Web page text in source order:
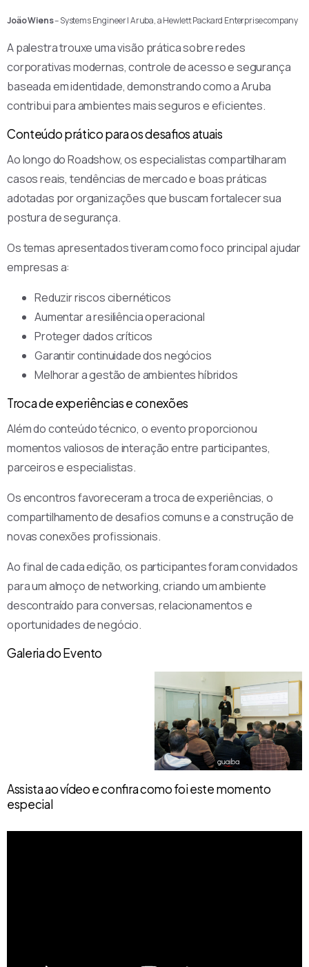
João Wiens– Systems Engineer | Aruba, a Hewlett Packard Enterprise company
A palestra trouxe uma visão prática sobre redes
corporativas modernas, controle de acesso e segurança
baseada em identidade, demonstrando como a Aruba
contribui para ambientes mais seguros e eficientes.
Conteúdo prático para os desafios atuais
Ao longo do Roadshow, os especialistas compartilharam
casos reais, tendências de mercado e boas práticas
adotadas por organizações que buscam fortalecer sua
postura de segurança.
Os temas apresentados tiveram como foco principal ajudar
empresas a:
Reduzir riscos cibernéticos
Aumentar a resiliência operacional
Proteger dados críticos
Garantir continuidade dos negócios
Melhorar a gestão de ambientes híbridos
Troca de experiências e conexões
Além do conteúdo técnico, o evento proporcionou
momentos valiosos de interação entre participantes,
parceiros e especialistas.
Os encontros favoreceram a troca de experiências, o
compartilhamento de desafios comuns e a construção de
novas conexões profissionais.
Ao final de cada edição, os participantes foram convidados
para um almoço de networking, criando um ambiente
descontraído para conversas, relacionamentos e
oportunidades de negócio.
Galeria do Evento
Assista ao vídeo e confira como foi este momento
especial